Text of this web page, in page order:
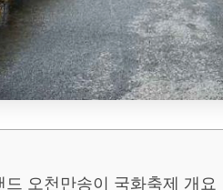
드 오천만송이 국화축제 개요